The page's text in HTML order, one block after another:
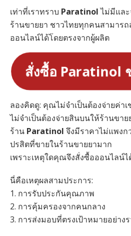
เท่าที่เราทราบ Paratinolไม่มีแล
ร้านขายยา ชาวไทยทุกคนสามาร
ออนไลน์ได้โดยตรงจากผู้ผลิต
สั่งซื้อ Paratinol
ลองคิดดู: คุณไม่จำเป็นต้องจ่ายค่
ไม่จำเป็นต้องจ่ายสินบนให้ร้านขาย
ร้าน Paratinol จึงมีราคาไม่แพงก
ปรสิตที่ขายในร้านขายยามาก
เพราะเหตุใดคุณจึงสั่งซื้อออนไลน์ไ
นี่คือเหตุผลสามประการ:
1. การรับประกันคุณภาพ
2. การคุ้มครองจากคนกลาง
3. การส่งมอบที่ตรงเป้าหมายอย่างร